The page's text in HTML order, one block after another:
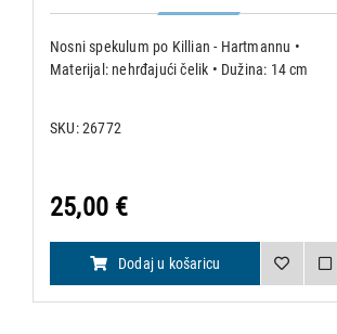
Nosni spekulum po Killian - Hartmannu •
Materijal: nehrđajući čelik • Dužina: 14 cm
SKU: 26772
25,00 €
Dodaj u košaricu